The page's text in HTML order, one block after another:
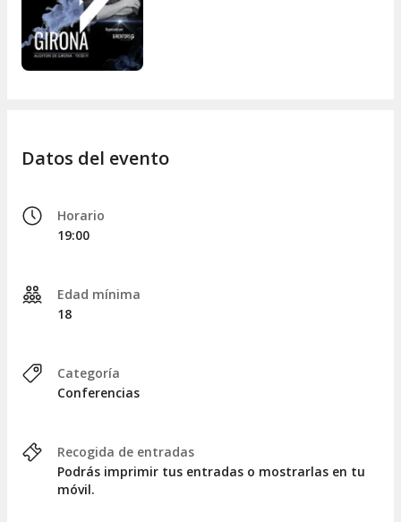
Datos del evento
Horario
19:00
Edad mínima
18
Categoría
Conferencias
Recogida de entradas
Podrás imprimir tus entradas o mostrarlas en tu
móvil.